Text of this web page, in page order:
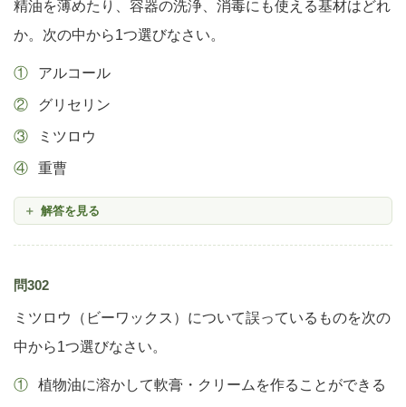
精油を薄めたり、容器の洗浄、消毒にも使える基材はどれ
か。次の中から1つ選びなさい。
アルコール
グリセリン
ミツロウ
重曹
解答を見る
問302
ミツロウ（ビーワックス）について誤っているものを次の
中から1つ選びなさい。
植物油に溶かして軟膏・クリームを作ることができる